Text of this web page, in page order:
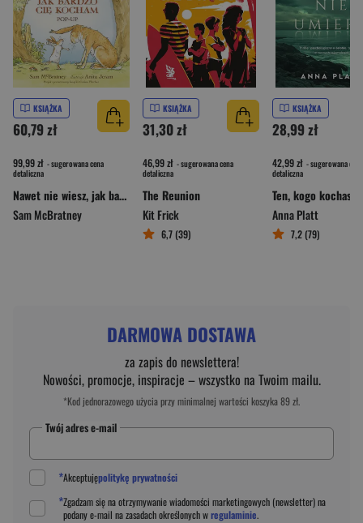
KSIĄŻKA
60,79 zł
99,99 zł - sugerowana cena
detaliczna
Nawet nie wiesz, jak bardzo cię kocham. Pop-up
Sam McBratney
KSIĄŻKA
31,30 zł
46,99 zł - sugerowana cena
detaliczna
The Reunion
Kit Frick
6,7 (39)
KSIĄŻKA
28,99 zł
42,99 zł - sugerowana cena
detaliczna
Anna Platt
7,2 (79)
DARMOWA DOSTAWA
za zapis do newslettera!
Nowości, promocje, inspiracje – wszystko na Twoim mailu.
*Kod jednorazowego użycia przy minimalnej wartości koszyka 89 zł.
Twój adres e-mail
*Akceptujępolitykę prywatności
*Zgadzam się na otrzymywanie wiadomości marketingowych (newsletter) na
podanye-mail na zasadach określonych wregulaminie.